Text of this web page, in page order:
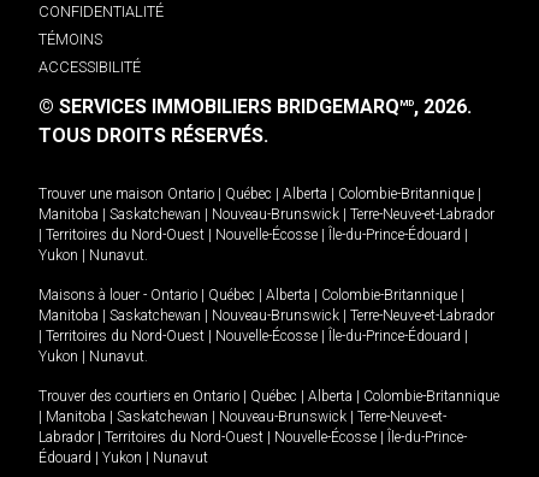
CONFIDENTIALITÉ
TÉMOINS
ACCESSIBILITÉ
© SERVICES IMMOBILIERS BRIDGEMARQMD, 2026.
TOUS DROITS RÉSERVÉS.
Trouver une maison Ontario Québec Alberta Colombie-Britannique
Manitoba
Saskatchewan Nouveau-Brunswick
Terre-Neuve-et-Labrador
Territoires du Nord-Ouest Nouvelle-Écosse Île-du-Prince-Édouard
Yukon
Nunavut.
Maisons à louer - Ontario Québec Alberta Colombie-Britannique
Manitoba
Saskatchewan Nouveau-Brunswick
Terre-Neuve-et-Labrador
Territoires du Nord-Ouest Nouvelle-Écosse Île-du-Prince-Édouard
Yukon
Nunavut.
Trouver des courtiers en Ontario Québec Alberta
Colombie-Britannique
Manitoba Saskatchewan Nouveau-Brunswick
Terre-Neuve-et-
Labrador
Territoires du Nord-Ouest Nouvelle-Écosse
Île-du-Prince-
Édouard
Yukon Nunavut